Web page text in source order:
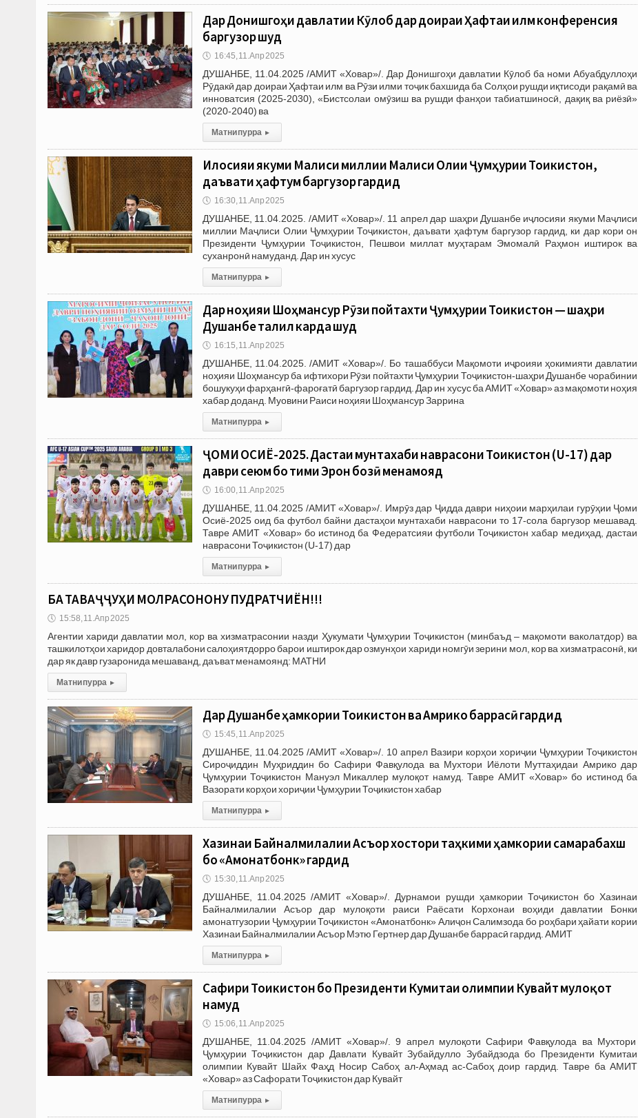
Дар Донишгоҳи давлатии Кӯлоб дар доираи Ҳафтаи илм конференсия
баргузор шуд
🕔 16:45, 11.Апр 2025
ДУШАНБЕ, 11.04.2025 /АМИТ «Ховар»/. Дар Донишгоҳи давлатии Кӯлоб ба номи Абуабдуллоҳи
Рӯдакӣ дар доираи Ҳафтаи илм ва Рӯзи илми тоҷик бахшида ба Солҳои рушди иқтисоди рақамӣ ва
инноватсия (2025-2030), «Бистсолаи омӯзиш ва рушди фанҳои табиатшиносӣ, дақиқ ва риёзӣ»
(2020-2040) ва
Матни пурра ▸
Иҷлосияи якуми Маҷлиси миллии Маҷлиси Олии Ҷумҳурии Тоҷикистон,
даъвати ҳафтум баргузор гардид
🕔 16:30, 11.Апр 2025
ДУШАНБЕ, 11.04.2025. /АМИТ «Ховар»/. 11 апрел дар шаҳри Душанбе иҷлосияи якуми Маҷлиси
миллии Маҷлиси Олии Ҷумҳурии Тоҷикистон, даъвати ҳафтум баргузор гардид, ки дар кори он
Президенти Ҷумҳурии Тоҷикистон, Пешвои миллат муҳтарам Эмомалӣ Раҳмон иштирок ва
суханронӣ намуданд. Дар ин хусус
Матни пурра ▸
Дар ноҳияи Шоҳмансур Рӯзи пойтахти Ҷумҳурии Тоҷикистон — шаҳри
Душанбе таҷлил карда шуд
🕔 16:15, 11.Апр 2025
ДУШАНБЕ, 11.04.2025. /АМИТ «Ховар»/. Бо ташаббуси Мақомоти иҷроияи ҳокимияти давлатии
ноҳияи Шоҳмансур ба ифтихори Рӯзи пойтахти Ҷумҳурии Тоҷикистон-шаҳри Душанбе чорабинии
бошукуҳи фарҳангӣ-фароғатӣ баргузор гардид. Дар ин хусус ба АМИТ «Ховар» аз мақомоти ноҳия
хабар доданд. Муовини Раиси ноҳияи Шоҳмансур Заррина
Матни пурра ▸
ҶОМИ ОСИЁ-2025. Дастаи мунтахаби наврасони Тоҷикистон (U-17) дар
даври сеюм бо тими Эрон бозӣ менамояд
🕔 16:00, 11.Апр 2025
ДУШАНБЕ, 11.04.2025 /АМИТ «Ховар»/. Имрӯз дар Ҷидда даври ниҳоии марҳилаи гурӯҳии Ҷоми
Осиё-2025 оид ба футбол байни дастаҳои мунтахаби наврасони то 17-сола баргузор мешавад.
Тавре АМИТ «Ховар» бо истинод ба Федератсияи футболи Тоҷикистон хабар медиҳад, дастаи
наврасони Тоҷикистон (U-17) дар
Матни пурра ▸
БА ТАВАҶҶУҲИ МОЛРАСОНОНУ ПУДРАТЧИЁН!!!
🕔 15:58, 11.Апр 2025
Агентии хариди давлатии мол, кор ва хизматрасонии назди Ҳукумати Ҷумҳурии Тоҷикистон (минбаъд – мақомоти ваколатдор) ва
ташкилотҳои харидор довталабони салоҳиятдорро барои иштирок дар озмунҳои хариди номгӯи зерини мол, кор ва хизматрасонӣ, ки
дар як давр гузаронида мешаванд, даъват менамоянд: МАТНИ
Матни пурра ▸
Дар Душанбе ҳамкории Тоҷикистон ва Амрико баррасӣ гардид
🕔 15:45, 11.Апр 2025
ДУШАНБЕ, 11.04.2025 /АМИТ «Ховар»/. 10 апрел Вазири корҳои хориҷии Ҷумҳурии Тоҷикистон
Сироҷиддин Муҳриддин бо Сафири Фавқулода ва Мухтори Иёлоти Муттаҳидаи Амрико дар
Ҷумҳурии Тоҷикистон Мануэл Микаллер мулоқот намуд. Тавре АМИТ «Ховар» бо истинод ба
Вазорати корҳои хориҷии Ҷумҳурии Тоҷикистон хабар
Матни пурра ▸
Хазинаи Байналмилалии Асъор хостори таҳкими ҳамкории самарабахш
бо «Амонатбонк» гардид
🕔 15:30, 11.Апр 2025
ДУШАНБЕ, 11.04.2025 /АМИТ «Ховар»/. Дурнамои рушди ҳамкории Тоҷикистон бо Хазинаи
Байналмилалии Асъор дар мулоқоти раиси Раёсати Корхонаи воҳиди давлатии Бонки
амонатгузории Ҷумҳурии Тоҷикистон «Амонатбонк» Алиҷон Салимзода бо роҳбари ҳайати кории
Хазинаи Байналмилалии Асъор Мэтю Гертнер дар Душанбе баррасӣ гардид. АМИТ
Матни пурра ▸
Сафири Тоҷикистон бо Президенти Кумитаи олимпии Кувайт мулоқот
намуд
🕔 15:06, 11.Апр 2025
ДУШАНБЕ, 11.04.2025 /АМИТ «Ховар»/. 9 апрел мулоқоти Сафири Фавқулода ва Мухтори
Ҷумҳурии Тоҷикистон дар Давлати Кувайт Зубайдулло Зубайдзода бо Президенти Кумитаи
олимпии Кувайт Шайх Фаҳд Носир Сабоҳ ал-Аҳмад ас-Сабоҳ доир гардид. Тавре ба АМИТ
«Ховар» аз Сафорати Тоҷикистон дар Кувайт
Матни пурра ▸